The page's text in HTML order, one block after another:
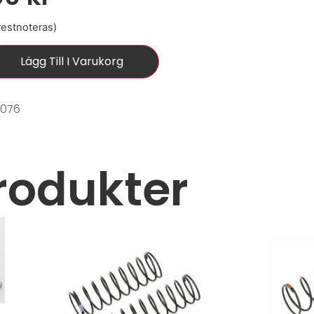
Lägg Till I Varukorg